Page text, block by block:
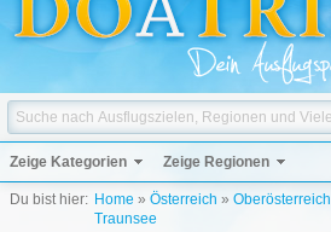
Zeige Kategorien Zeige Regionen
Du bist hier: Home » Österreich » Oberösterreich
Traunsee